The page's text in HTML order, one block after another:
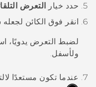
حدد خيار التعرض
انقر فوق الكائن لجعله
لضبط التعرض يدويًا،
ولأسفل.
عندما تكون مستعدًا